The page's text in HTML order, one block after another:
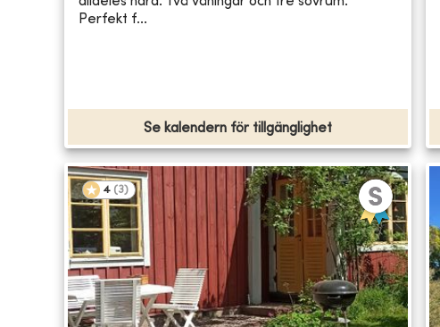
Perfekt f...
Se kalendern för tillgänglighet
4 (3)